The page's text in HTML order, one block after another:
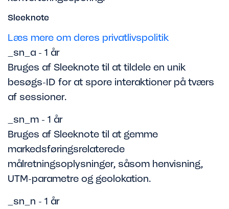
Sleeknote
Læs mere om deres privatlivspolitik
_sn_a - 1 år
Bruges af Sleeknote til at tildele en unik
besøgs-ID for at spore interaktioner på tværs
af sessioner.
_sn_m - 1 år
Bruges af Sleeknote til at gemme
markedsføringsrelaterede
målretningsoplysninger, såsom henvisning,
UTM-parametre og geolokation.
_sn_n - 1 år